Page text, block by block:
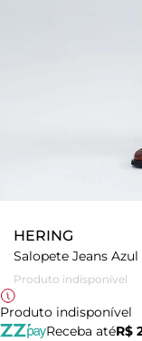
HERING
Salopete Jeans
Produto indisponível
Produto indisponível
Receba atéR$